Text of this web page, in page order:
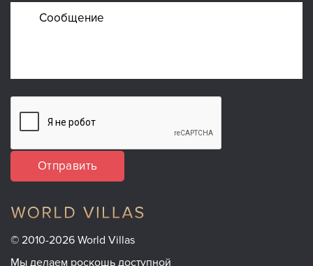
Отправить
© 2010-2026 World Villas
Мы делаем роскошь доступной